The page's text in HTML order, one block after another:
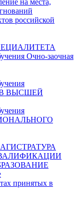
российской
Очно-заочная
ВЫСШЕЙ
принятых в